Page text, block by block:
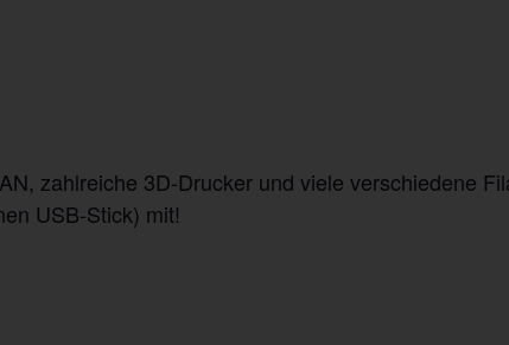
zahlreiche 3D-Drucker und viele verschiedene
USB-Stick) mit!